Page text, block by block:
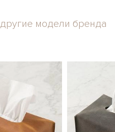
другие модели бренда